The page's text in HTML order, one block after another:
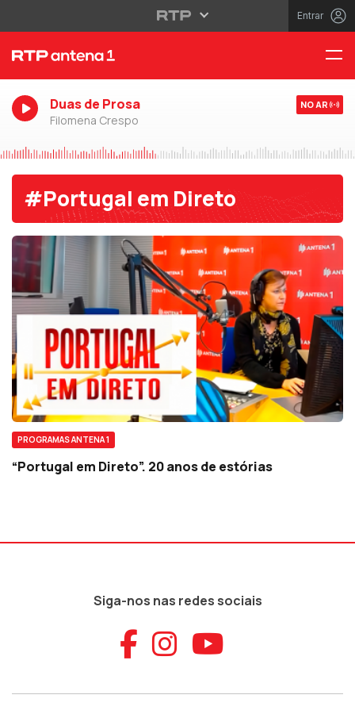
Entrar
Duas de Prosa
Filomena Crespo
NO AR
#Portugal em Direto
PROGRAMAS ANTENA 1
“Portugal em Direto”. 20 anos de estórias
Siga-nos nas redes sociais
Aceder ao
Aceder ao
Aceder